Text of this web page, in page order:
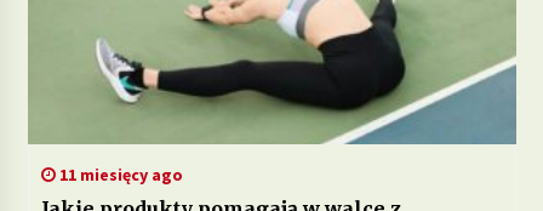
11 miesięcy ago